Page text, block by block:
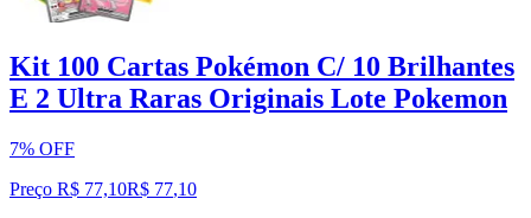
Kit 100 Cartas Pokémon C/ 10 Brilhantes
E 2 Ultra Raras Originais Lote Pokemon
7% OFF
Preço R$ 77,10R$ 77,10